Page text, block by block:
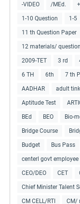
-VIDEO /MEd.
1-10 Question 1-5
11 th Question Paper
12 materials/
2009-TET 3 rd
6 TH 6th 7 th
AADHAR adult
Aptitude Test
BEd BEO Bio-
Bridge Course
Budget Bus Pass
centerl govt employee
CEO/DEO CET
Chief Minister Talent
CM CELL/RTI CM/